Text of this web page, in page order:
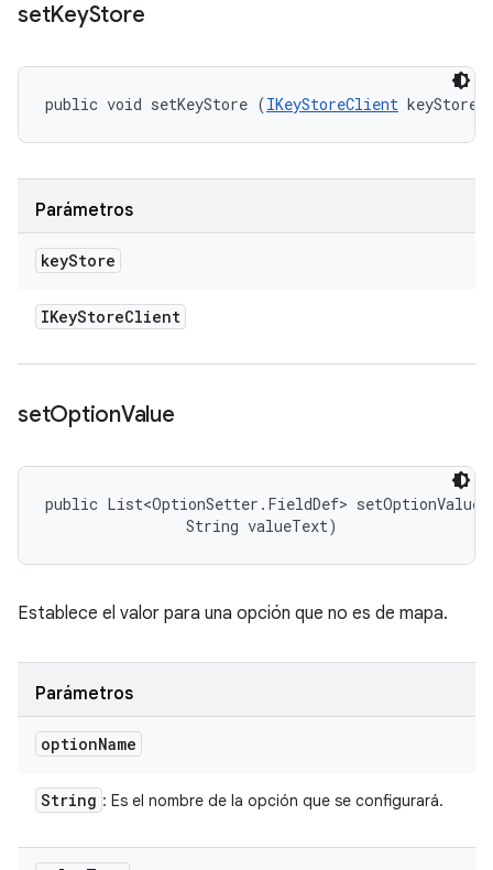
setKeyStore
public void setKeyStore (IKeyStoreClient keyStore)
Parámetros
keyStore
IKeyStoreClient
setOptionValue
public List<OptionSetter.FieldDef>
                String valueText)
Establece el valor para una opción que no es de mapa.
Parámetros
optionName
String : Es el nombre de la opción que se configurará.